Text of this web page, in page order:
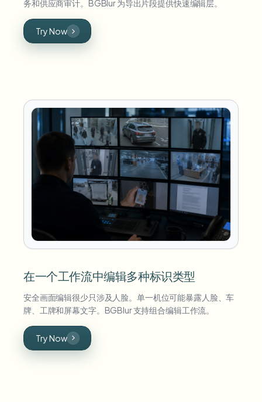
务和供应商审计。BGBlur 为导出片段提供快速编辑层。
Try Now
在一个工作流中编辑多种标识类型
安全画面编辑很少只涉及人脸。单一机位可能暴露人脸、车
牌、工牌和屏幕文字。BGBlur 支持组合编辑工作流。
Try Now